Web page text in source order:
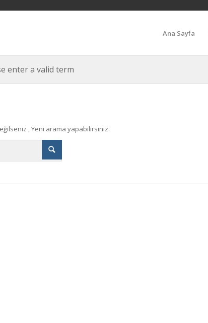
Ana Sayfa
enter a valid term
, Yeni arama yapabilirsiniz.